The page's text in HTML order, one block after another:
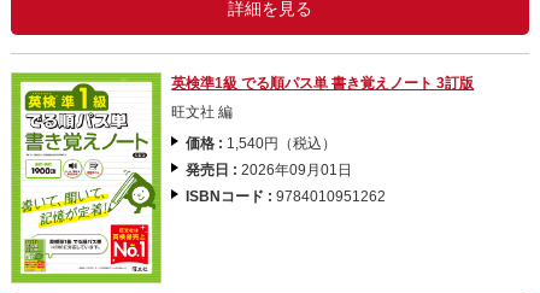
詳細を見る
英検準1級 でる順パス単 書き覚えノート 3訂版
旺文社 編
価格 : 1,540円（税込）
発売日 :2026年09月01日
ISBNコード :9784010951262